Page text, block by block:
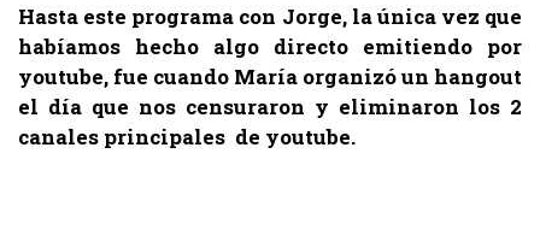
Hasta este programa con Jorge, la única vez que
habíamos hecho algo directo emitiendo por
youtube, fue cuando María organizó un hangout
el día que nos censuraron y eliminaron los 2
canales principales de youtube.